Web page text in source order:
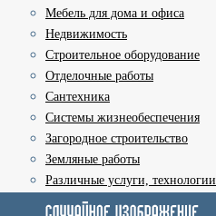
Мебель для дома и офиса
Недвижимость
Строительное оборудование
Отделочные работы
Сантехника
Системы жизнеобеспечения
Загородное строительство
Земляные работы
Различные услуги, технологии